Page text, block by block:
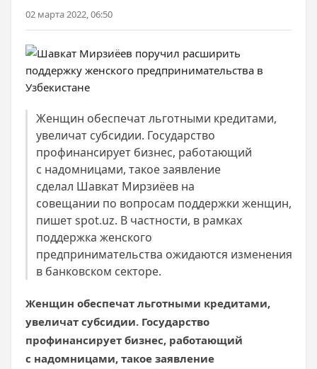
02 марта 2022, 06:50
Женщин обеспечат льготными кредитами,
увеличат субсидии. Государство
профинансирует бизнес, работающий
с надомницами, такое заявление
сделал Шавкат Мирзиёев на
совещании по вопросам поддержки женщин,
пишет spot.uz. В частности, в рамках
поддержка женского
предпринимательства ожидаются изменения
в банковском секторе.
Женщин обеспечат льготными кредитами,
увеличат субсидии. Государство
профинансирует бизнес, работающий
с надомницами, такое заявление